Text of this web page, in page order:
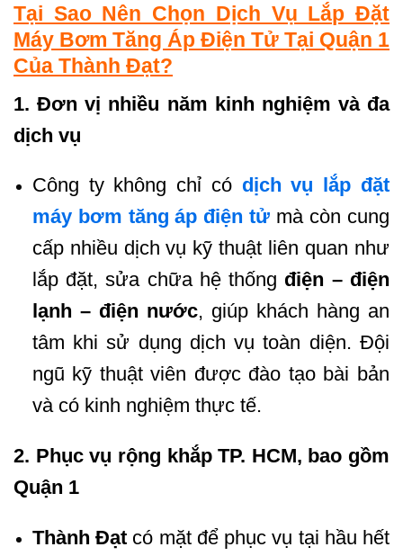
Tại Sao Nên Chọn Dịch Vụ Lắp Đặt
Máy Bơm Tăng Áp Điện Tử Tại Quận 1
Của Thành Đạt?
1. Đơn vị nhiều năm kinh nghiệm và đa
dịch vụ
Công ty không chỉ có dịch vụ lắp đặt
máy bơm tăng áp điện tử mà còn cung
cấp nhiều dịch vụ kỹ thuật liên quan như
lắp đặt, sửa chữa hệ thống điện – điện
lạnh – điện nước, giúp khách hàng an
tâm khi sử dụng dịch vụ toàn diện. Đội
ngũ kỹ thuật viên được đào tạo bài bản
và có kinh nghiệm thực tế.
2. Phục vụ rộng khắp TP. HCM, bao gồm
Quận 1
Thành Đạt có mặt để phục vụ tại hầu hết